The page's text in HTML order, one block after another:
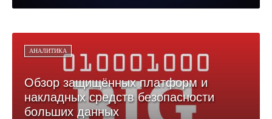
АНАЛИТИКА
Обзор защищённых платформ и
накладных средств безопасности
больших данных